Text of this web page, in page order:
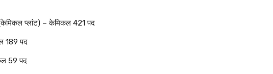
प्लांट) – केमिकल 421 पद
189 पद
59 पद